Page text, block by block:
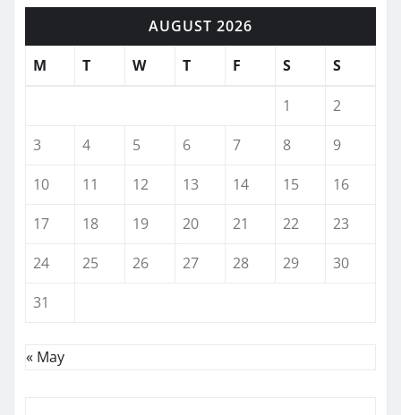
AUGUST 2026
M
T W T F S S
1
2
3
4 5 6 7 8
9
10
11 12 13 14 15
16
17
18 19 20 21 22
23
24
25 26 27 28 29
30
31
« May